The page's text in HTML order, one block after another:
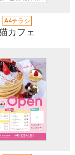
A4チラシ
カフェ